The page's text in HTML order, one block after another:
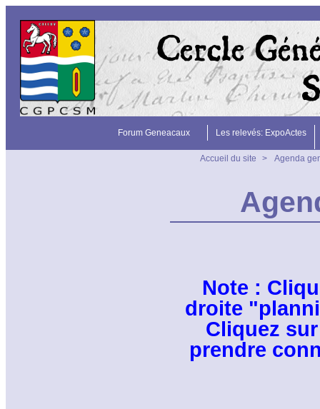
Forum Geneacaux Les relevés: ExpoActes
Accueil du site > Agenda
Note :
droite
Cliquez
prendre